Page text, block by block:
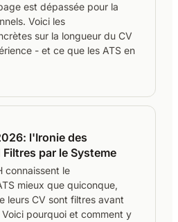
est dépassée pour la
Voici les
sur la longueur du CV
- et ce que les ATS en
l'Ironie des
par le Systeme
connaissent le
mieux que quiconque,
leurs CV sont filtres avant
pourquoi et comment y